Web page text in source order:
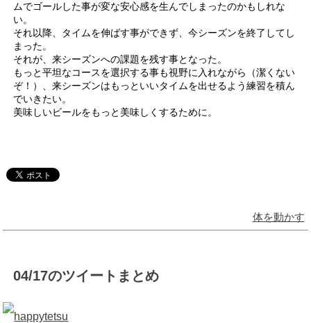
ムでゴールした事が変な安心感を生んでしまったのかもしれな
い。
それ以降、タイムを伸ばす事ができず、今シーズンを終了してし
まった。
それが、来シーズンへの課題を残す事となった。
もっと平坦なコースを選択する事も視野に入れながら（潔くない
ぞ！）、来シーズンはもっといいタイムを出せるよう練習を積ん
でいきたい。
美味しいビールをもっと美味しくするために。
体を動かす
04/17のツイートまとめ
happytetsu